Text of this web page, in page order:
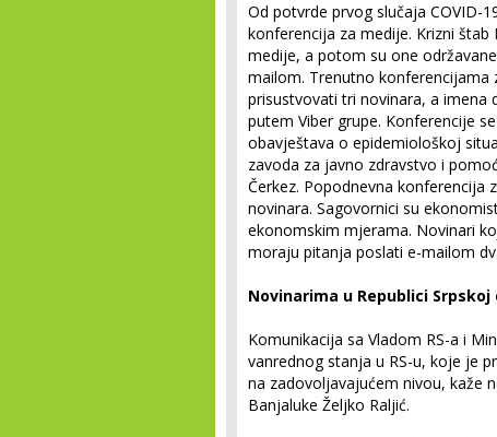
Od potvrde prvog slučaja COVID-
konferencija za medije. Krizni
medije, a potom su one
mailom. Trenutno konferencijama
prisustvovati tri novinara, a imena
putem Viber grupe. Konferencije
obavještava o epidemiološkoj
zavoda za javno zdravstvo i
Čerkez. Popodnevna konferencija
novinara. Sagovornici su
ekonomskim mjerama. Novinari
moraju pitanja poslati e-mailom
Novinarima u Republici Srpskoj
Komunikacija sa Vladom RS-a i
vanrednog stanja u RS-u, koje je
na zadovoljavajućem nivou, kaže
Banjaluke Željko Raljić.